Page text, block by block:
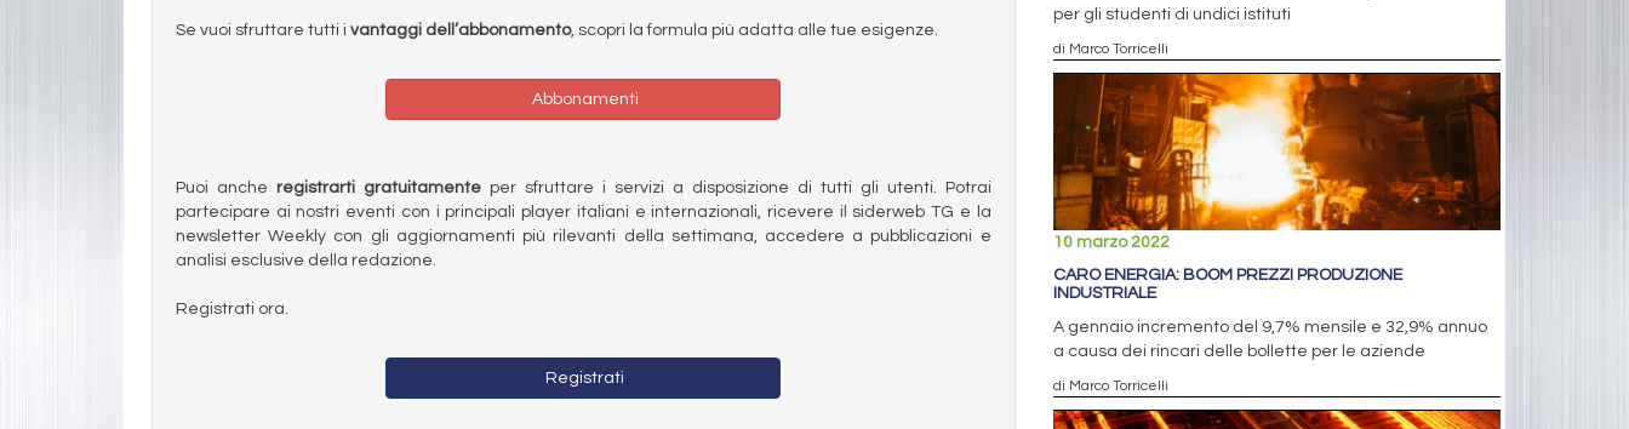
Se vuoi sfruttare tutti i vantaggi dell’abbonamento, scopri la formula più adatta alle tue esigenze.
Abbonamenti
Puoi anche registrarti gratuitamenteper sfruttare i servizi a disposizione di tutti gli utenti. Potrai
partecipare ai nostri eventi con i principali player italiani e internazionali, ricevere il siderweb TG e la
newsletter Weekly con gli aggiornamenti più rilevanti della settimana, accedere a pubblicazioni e
analisi esclusive della redazione.
Registrati ora.
Registrati
per gli studenti di undici istituti
di Marco Torricelli
10 marzo 2022
CARO ENERGIA: BOOM PREZZI PRODUZIONE
INDUSTRIALE
A gennaio incremento del 9,7% mensile e 32,9% annuo
a causa dei rincari delle bollette per le aziende
di Marco Torricelli